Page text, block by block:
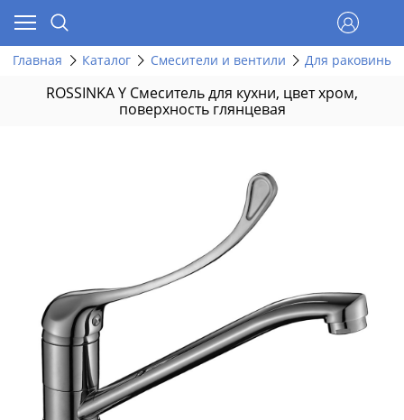
Главная Каталог Смесители и вентили Для раковины
ROSSINKA Y Смеситель для кухни, цвет хром,
поверхность глянцевая